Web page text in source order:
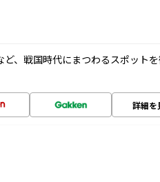
、戦国時代にまつわるスポット
詳細を